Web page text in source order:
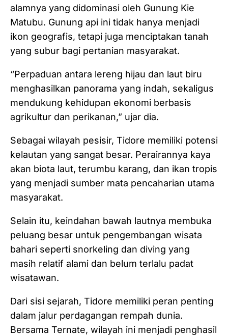
alamnya yang didominasi oleh Gunung Kie
Matubu. Gunung api ini tidak hanya menjadi
ikon geografis, tetapi juga menciptakan tanah
yang subur bagi pertanian masyarakat.
“Perpaduan antara lereng hijau dan laut biru
menghasilkan panorama yang indah, sekaligus
mendukung kehidupan ekonomi berbasis
agrikultur dan perikanan,” ujar dia.
Sebagai wilayah pesisir, Tidore memiliki potensi
kelautan yang sangat besar. Perairannya kaya
akan biota laut, terumbu karang, dan ikan tropis
yang menjadi sumber mata pencaharian utama
masyarakat.
Selain itu, keindahan bawah lautnya membuka
peluang besar untuk pengembangan wisata
bahari seperti snorkeling dan diving yang
masih relatif alami dan belum terlalu padat
wisatawan.
Dari sisi sejarah, Tidore memiliki peran penting
dalam jalur perdagangan rempah dunia.
Bersama Ternate, wilayah ini menjadi penghasil